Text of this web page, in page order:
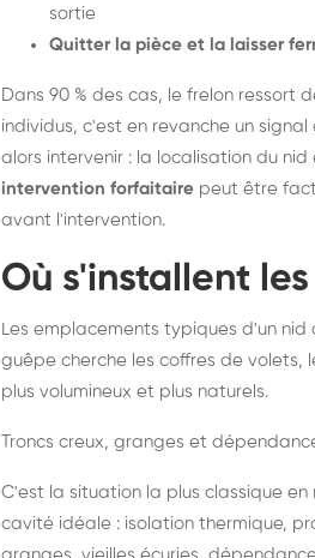
sortie
Quitter la pièce et la laisser
Dans 90 % des cas, le frelon ressort
individus, c'est en revanche un
alors intervenir : la localisation du
intervention forfaitaire peut être
avant l'intervention.
Où s'installent
Les emplacements typiques d'un
guêpe cherche les coffres de volets,
plus volumineux et plus naturels.
Troncs creux, granges et
C'est la situation la plus classique
cavité idéale : isolation thermique,